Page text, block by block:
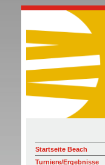
Startseite Beach
Turniere/Ergebnisse